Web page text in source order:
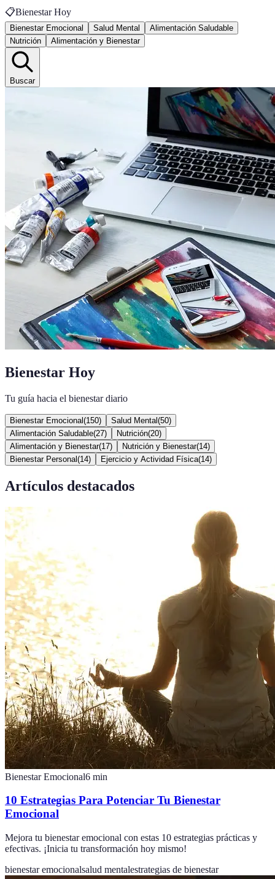
📋Bienestar Hoy
Bienestar Emocional Salud Mental
Alimentación Saludable
Nutrición
Alimentación y Bienestar
Buscar
Bienestar Hoy
Tu guía hacia el bienestar diario
Bienestar Emocional (150) Salud Mental (50)
Alimentación Saludable(27) Nutrición(20)
Alimentación y Bienestar(17) Nutrición y Bienestar(14)
Bienestar Personal (14) Ejercicio y Actividad Física(14)
Artículos destacados
Bienestar Emocional6 min
10 Estrategias Para Potenciar Tu Bienestar
Emocional
Mejora tu bienestar emocional con estas 10 estrategias prácticas y
efectivas. ¡Inicia tu transformación hoy mismo!
bienestar emocionalsalud mentalestrategias de bienestar